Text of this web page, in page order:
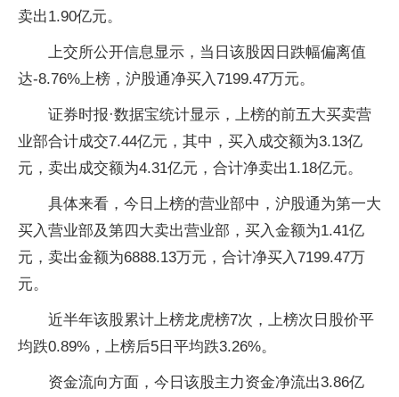
卖出1.90亿元。
上交所公开信息显示，当日该股因日跌幅偏离值
达-8.76%上榜，沪股通净买入7199.47万元。
证券时报·数据宝统计显示，上榜的前五大买卖营
业部合计成交7.44亿元，其中，买入成交额为3.13亿
元，卖出成交额为4.31亿元，合计净卖出1.18亿元。
具体来看，今日上榜的营业部中，沪股通为第一大
买入营业部及第四大卖出营业部，买入金额为1.41亿
元，卖出金额为6888.13万元，合计净买入7199.47万
元。
近半年该股累计上榜龙虎榜7次，上榜次日股价平
均跌0.89%，上榜后5日平均跌3.26%。
资金流向方面，今日该股主力资金净流出3.86亿